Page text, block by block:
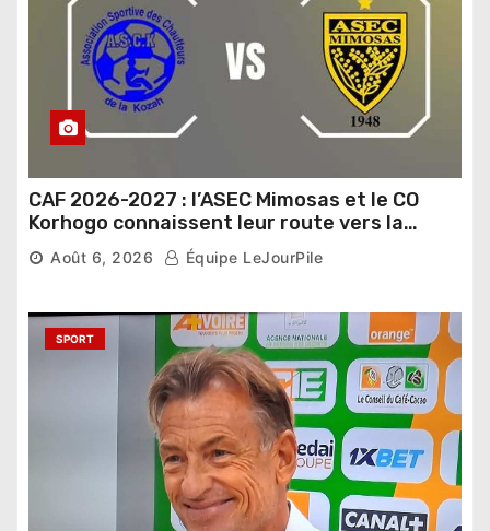
CAF 2026-2027 : l’ASEC Mimosas et le CO
Korhogo connaissent leur route vers la
phase de groupes
Août 6, 2026 Équipe LeJourPile
SPORT